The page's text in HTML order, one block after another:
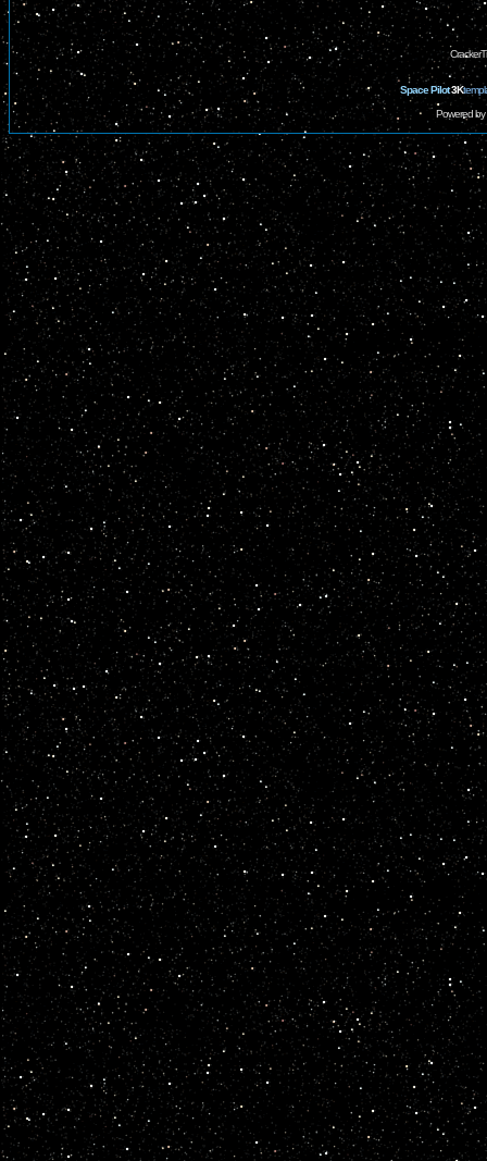
Space Pilot3K
Powered by